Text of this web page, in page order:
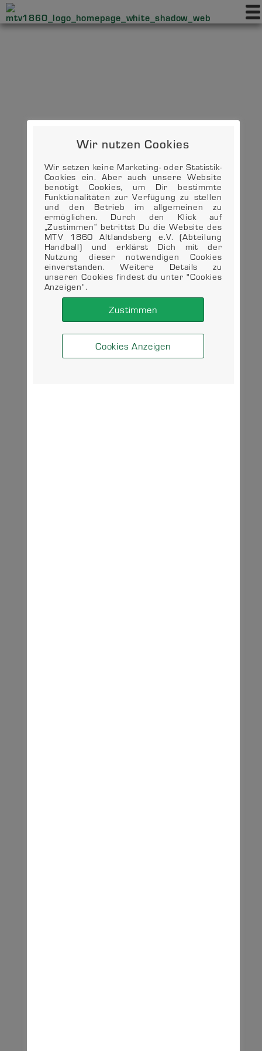
Wir nutzen Cookies
Wir setzen keine Marketing- oder Statistik-
Cookies ein. Aber auch unsere Website
benötigt Cookies, um Dir bestimmte
Funktionalitäten zur Verfügung zu stellen
und den Betrieb im allgemeinen zu
ermöglichen. Durch den Klick auf
„Zustimmen“ betrittst Du die Website des
MTV 1860 Altlandsberg e.V. (Abteilung
Handball) und erklärst Dich mit der
Nutzung dieser notwendigen Cookies
einverstanden. Weitere Details zu
unseren Cookies findest du unter "Cookies
Anzeigen".
Cookies Anzeigen
Zustimmen